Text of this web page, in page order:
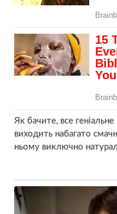
Як бачите, все
виходить набагато
ньому виключно